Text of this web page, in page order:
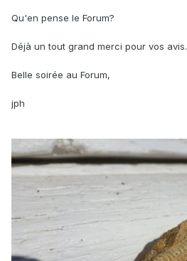
Qu'en pense le Forum?
Déjà un tout grand merci pour vos avis.
Belle soirée au Forum,
jph